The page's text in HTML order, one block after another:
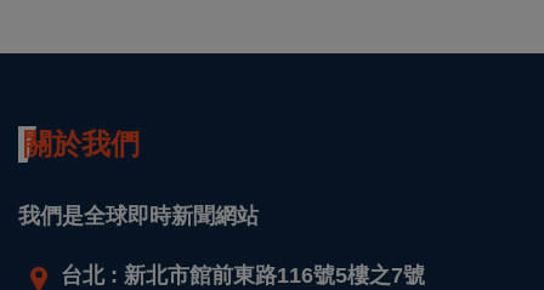
關於我們
我們是全球即時新聞網站
台北 : 新北市館前東路116號5樓之7號